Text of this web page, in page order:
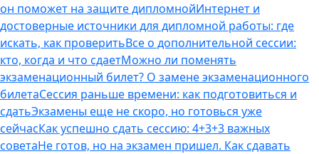
он поможет на защите дипломнойИнтернет и
достоверные источники для дипломной работы: где
искать, как проверитьВсе о дополнительной сессии:
кто, когда и что сдаетМожно ли поменять
экзаменационный билет? О замене экзаменационного
билетаСессия раньше времени: как подготовиться и
сдатьЭкзамены еще не скоро, но готовься уже
сейчасКак успешно сдать сессию: 4+3+3 важных
советаНе готов, но на экзамен пришел. Как сдавать